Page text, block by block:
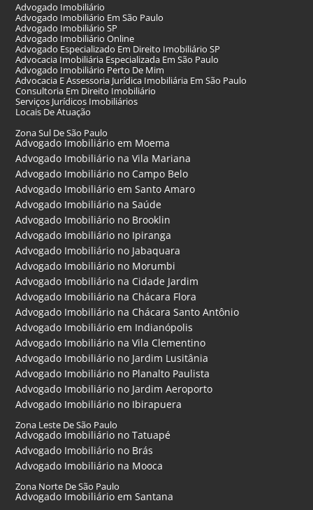
Advogado Imobiliário
Advogado Imobiliário Em São Paulo
Advogado Imobiliário SP
Advogado Imobiliário Online
Advogado Especializado Em Direito Imobiliário SP
Advocacia Imobiliária Especializada Em São Paulo
Advogado Imobiliário Perto De Mim
Advocacia E Assessoria Jurídica Imobiliária Em São Paulo
Consultoria Em Direito Imobiliário
Serviços Jurídicos Imobiliários
Locais De Atuação
Zona Sul De São Paulo
Advogado Imobiliário em Moema
Advogado Imobiliário na Vila Mariana
Advogado Imobiliário no Campo Belo
Advogado Imobiliário em Santo Amaro
Advogado Imobiliário na Saúde
Advogado Imobiliário no Brooklin
Advogado Imobiliário no Ipiranga
Advogado Imobiliário no Jabaquara
Advogado Imobiliário no Morumbi
Advogado Imobiliário na Cidade Jardim
Advogado Imobiliário na Chácara Flora
Advogado Imobiliário na Chácara Santo Antônio
Advogado Imobiliário em Indianópolis
Advogado Imobiliário na Vila Clementino
Advogado Imobiliário no Jardim Lusitânia
Advogado Imobiliário no Planalto Paulista
Advogado Imobiliário no Jardim Aeroporto
Advogado Imobiliário no Ibirapuera
Zona Leste De São Paulo
Advogado Imobiliário no Tatuapé
Advogado Imobiliário no Brás
Advogado Imobiliário na Mooca
Zona Norte De São Paulo
Advogado Imobiliário em Santana